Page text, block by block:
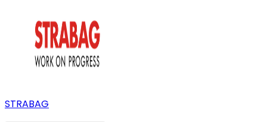
STRABAG